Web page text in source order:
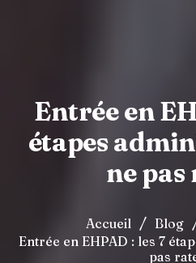
Entrée en
étapes
ne
Accueil / Blog
Entrée en EHPAD : les 7
pas